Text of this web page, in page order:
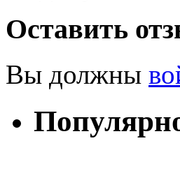
Оставить
Вы должны